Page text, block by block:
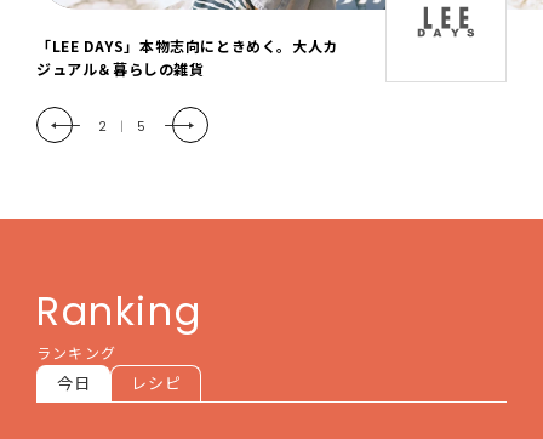
「LEE DAYS」本物志向にときめく。大人カ
ジュアル＆暮らしの雑貨
2 | 5
Ranking
ランキング
今日 レシピ